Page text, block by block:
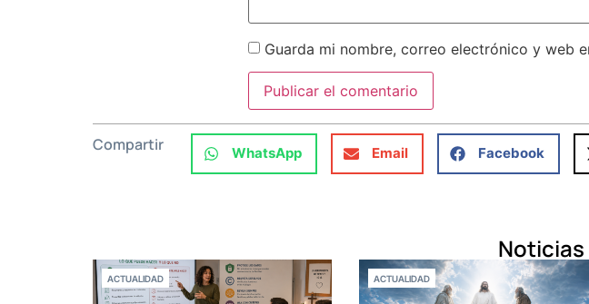
Guarda mi nombre, correo electrónico y web
Compartir WhatsApp Email Facebook
ACTUALIDAD ACTUALIDAD